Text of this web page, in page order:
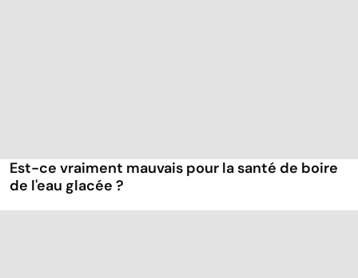
Est-ce vraiment mauvais pour la santé de boire
de l'eau glacée ?